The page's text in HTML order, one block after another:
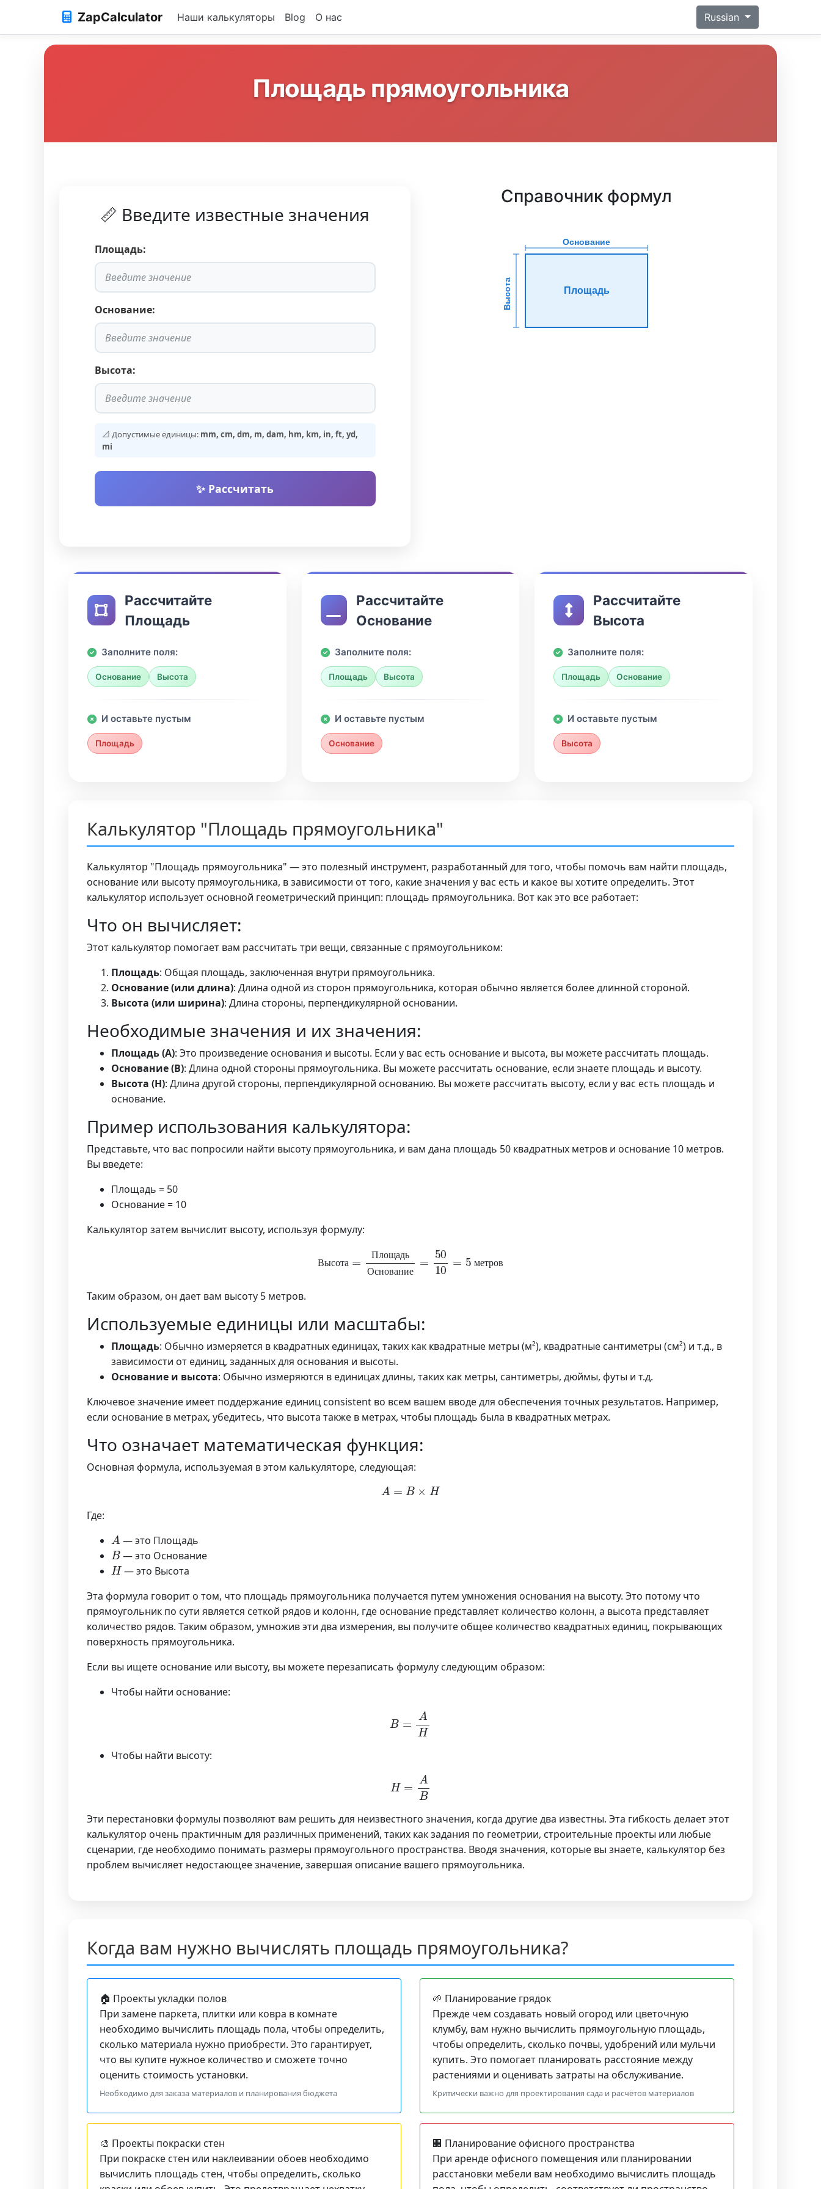
ZapCalculator Наши калькуляторы Blog О нас Russian
Площадь прямоугольника
📏 Введите известные значения
Площадь:
Основание:
Высота:
📐 Допустимые единицы: mm, cm, dm, m, dam, hm, km, in, ft, yd,
mi
✨ Рассчитать
Справочник формул
Основание
Высота Площадь
Рассчитайте
Площадь
Заполните поля:
Основание Высота
И оставьте пустым
Площадь
Рассчитайте
Основание
Заполните поля:
Площадь Высота
И оставьте пустым
Основание
Рассчитайте
Высота
Заполните поля:
Площадь Основание
И оставьте пустым
Высота
Калькулятор "Площадь прямоугольника"
Калькулятор "Площадь прямоугольника" — это полезный инструмент, разработанный для того, чтобы помочь вам найти площадь,
основание или высоту прямоугольника, в зависимости от того, какие значения у вас есть и какое вы хотите определить. Этот
калькулятор использует основной геометрический принцип: площадь прямоугольника. Вот как это все работает:
Что он вычисляет:
Этот калькулятор помогает вам рассчитать три вещи, связанные с прямоугольником:
Площадь: Общая площадь, заключенная внутри прямоугольника.
Основание (или длина): Длина одной из сторон прямоугольника, которая обычно является более длинной стороной.
Высота (или ширина): Длина стороны, перпендикулярной основании.
Необходимые значения и их значения:
Площадь (A): Это произведение основания и высоты. Если у вас есть основание и высота, вы можете рассчитать площадь.
Основание (B): Длина одной стороны прямоугольника. Вы можете рассчитать основание, если знаете площадь и высоту.
Высота (H): Длина другой стороны, перпендикулярной основанию. Вы можете рассчитать высоту, если у вас есть площадь и
основание.
Пример использования калькулятора:
Представьте, что вас попросили найти высоту прямоугольника, и вам дана площадь 50 квадратных метров и основание 10 метров.
Вы введете:
Площадь = 50
Основание = 10
Калькулятор затем вычислит высоту, используя формулу:
В ысо т а
Пл ощадь
О сн овани е
м е т р ов
ПлощадьОснование
Таким образом, он дает вам высоту 5 метров.
Используемые единицы или масштабы:
Площадь: Обычно измеряется в квадратных единицах, таких как квадратные метры (м²), квадратные сантиметры (см²) и т.д., в
зависимости от единиц, заданных для основания и высоты.
Основание и высота: Обычно измеряются в единицах длины, таких как метры, сантиметры, дюймы, футы и т.д.
Ключевое значение имеет поддержание единиц consistent во всем вашем вводе для обеспечения точных результатов. Например,
если основание в метрах, убедитесь, что высота также в метрах, чтобы площадь была в квадратных метрах.
Что означает математическая функция:
Основная формула, используемая в этом калькуляторе, следующая:
A= B×H
Где:
A
— это Площадь
B
— это Основание
H
— это Высота
Эта формула говорит о том, что площадь прямоугольника получается путем умножения основания на высоту. Это потому что
прямоугольник по сути является сеткой рядов и колонн, где основание представляет количество колонн, а высота представляет
количество рядов. Таким образом, умножив эти два измерения, вы получите общее количество квадратных единиц, покрывающих
поверхность прямоугольника.
Если вы ищете основание или высоту, вы можете перезаписать формулу следующим образом:
Чтобы найти основание:
H
Чтобы найти высоту:
B
Эти перестановки формулы позволяют вам решить для неизвестного значения, когда другие два известны. Эта гибкость делает этот
калькулятор очень практичным для различных применений, таких как задания по геометрии, строительные проекты или любые
сценарии, где необходимо понимать размеры прямоугольного пространства. Вводя значения, которые вы знаете, калькулятор без
проблем вычисляет недостающее значение, завершая описание вашего прямоугольника.
Когда вам нужно вычислять площадь прямоугольника?
🏠 Проекты укладки полов
При замене паркета, плитки или ковра в комнате
необходимо вычислить площадь пола, чтобы определить,
сколько материала нужно приобрести. Это гарантирует,
что вы купите нужное количество и сможете точно
оценить стоимость установки.
Необходимо для заказа материалов и планирования бюджета
🌱 Планирование грядок
Прежде чем создавать новый огород или цветочную
клумбу, вам нужно вычислить прямоугольную площадь,
чтобы определить, сколько почвы, удобрений или мульчи
купить. Это помогает планировать расстояние между
растениями и оценивать затраты на обслуживание.
Критически важно для проектирования сада и расчётов материалов
🎨 Проекты покраски стен
При покраске стен или наклеивании обоев необходимо
вычислить площадь стен, чтобы определить, сколько
🏢 Планирование офисного пространства
При аренде офисного помещения или планировании
расстановки мебели вам необходимо вычислить площадь